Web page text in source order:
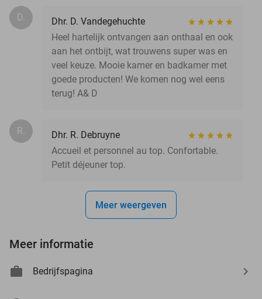
D.
Dhr. D. Vandegehuchte
Heel hartelijk ontvangen aan onthaal en ook
aan het ontbijt, wat trouwens super was en
veel keuze. Mooie kamer en badkamer met
goede producten! We komen nog wel eens
terug! A& D
R.
Dhr. R. Debruyne
Accueil et personnel au top. Confortable.
Petit déjeuner top.
Meer weergeven
Meer informatie
Bedrijfspagina